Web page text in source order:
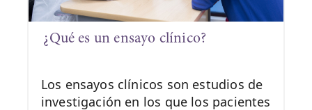
¿Qué es un ensayo clínico?
Los ensayos clínicos son estudios de
investigación en los que los pacientes